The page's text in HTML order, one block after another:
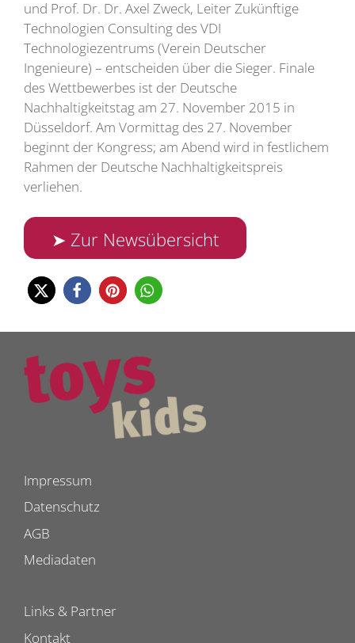
und Prof. Dr. Dr. Axel Zweck, Leiter Zukünftige
Technologien Consulting des VDI
Technologiezentrums (Verein Deutscher
Ingenieure) – entscheiden über die Sieger. Finale
des Wettbewerbes ist der Deutsche
Nachhaltigkeitstag am 27. November 2015 in
Düsseldorf. Am Vormittag des 27. November
beginnt der Kongress; am Abend wird in festlichem
Rahmen der Deutsche Nachhaltigkeitspreis
verliehen.
➤ Zur Newsübersicht
Impressum
Datenschutz
AGB
Mediadaten
Links & Partner
Kontakt